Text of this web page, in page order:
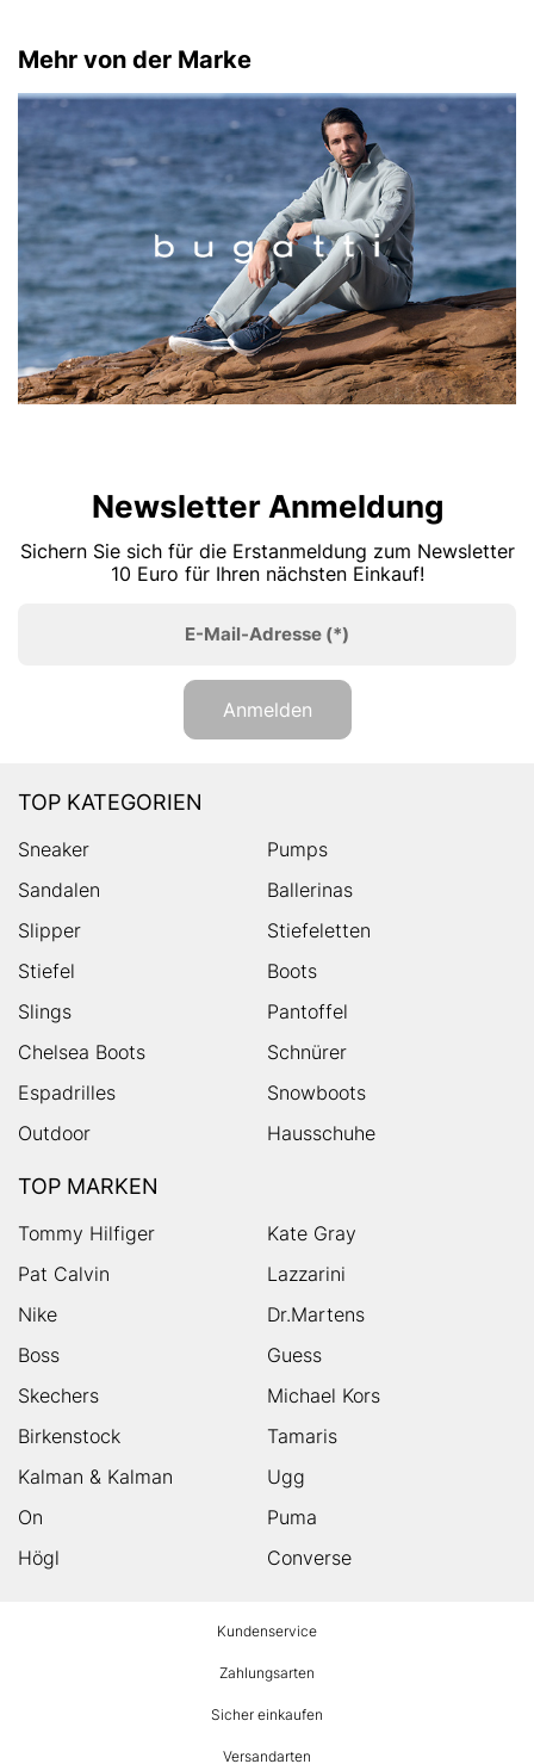
Mehr von der Marke
Newsletter Anmeldung
Sichern Sie sich für die Erstanmeldung zum Newsletter
10 Euro für Ihren nächsten Einkauf!
E-Mail-Adresse (*)
Anmelden
TOP KATEGORIEN
Sneaker
Pumps
Sandalen
Ballerinas
Slipper
Stiefeletten
Stiefel
Boots
Slings
Pantoffel
Chelsea Boots
Schnürer
Espadrilles
Snowboots
Outdoor
Hausschuhe
TOP MARKEN
Tommy Hilfiger
Kate Gray
Pat Calvin
Lazzarini
Nike
Dr.Martens
Boss
Guess
Skechers
Michael Kors
Birkenstock
Tamaris
Kalman & Kalman
Ugg
On
Puma
Högl
Converse
Kundenservice
Zahlungsarten
Sicher einkaufen
Versandarten